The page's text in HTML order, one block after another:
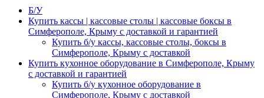
Б/У
Купить кассы | кассовые столы | кассовые боксы в
Симферополе, Крыму с доставкой и гарантией
Купить б/у кассы, кассовые столы, боксы в
Симферополе, Крыму с доставкой
Купить кухонное оборудование в Симферополе, Крыму
с доставкой и гарантией
Купить б/у кухонное оборудование в
Симферополе, Крыму с доставкой